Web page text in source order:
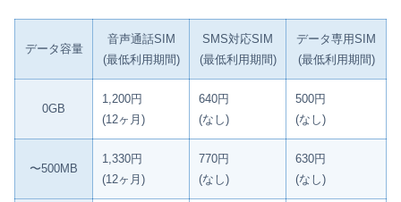
データ容量
音声通話SIM
(最低利用期間)
SMS対応SIM
(最低利用期間)
データ専用SIM
(最低利用期間)
0GB
1,200円
(12ヶ月)
640円
(なし)
500円
(なし)
〜500MB
1,330円
(12ヶ月)
770円
(なし)
630円
(なし)